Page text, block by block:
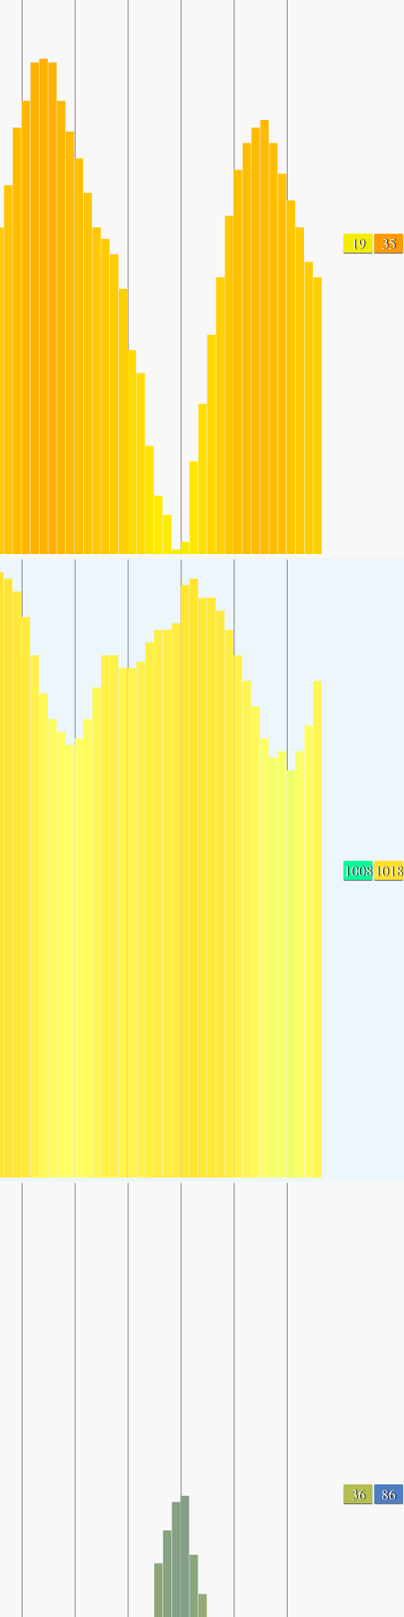
19 35
10081018
36 86